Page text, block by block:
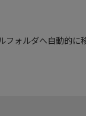
ォルダへ自動的に